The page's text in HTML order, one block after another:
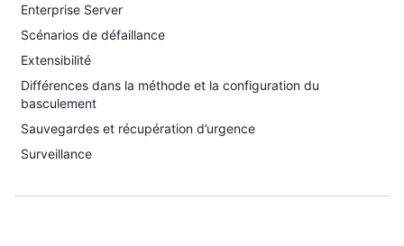
Enterprise Server
Scénarios de défaillance
Extensibilité
Différences dans la méthode et la configuration du
basculement
Sauvegardes et récupération d’urgence
Surveillance